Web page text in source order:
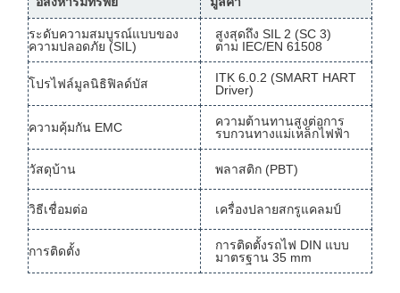
ระดับความสมบูรณ์แบบของ
ความปลอดภัย (SIL)
สูงสุดถึง SIL 2 (SC 3)
ตาม IEC/EN 61508
โปรไฟล์มูลนิธิฟิลด์บัส
ITK 6.0.2 (SMART HART
Driver)
ความคุ้มกัน EMC
ความต้านทานสูงต่อการ
รบกวนทางแม่เหล็กไฟฟ้า
วัสดุบ้าน พลาสติก (PBT)
วิธีเชื่อมต่อ เครื่องปลายสกรูแคลมป์
การติดตั้ง
การติดตั้งรถไฟ DIN แบบ
มาตรฐาน 35 mm